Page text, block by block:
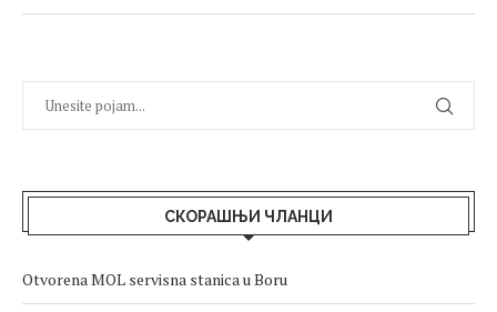
СКОРАШЊИ ЧЛАНЦИ
Otvorena MOL servisna stanica u Boru